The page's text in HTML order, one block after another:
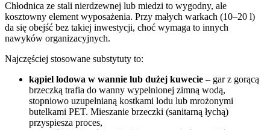
Chłodnica ze stali nierdzewnej lub miedzi to wygodny, ale
kosztowny element wyposażenia. Przy małych warkach (10–20 l)
da się obejść bez takiej inwestycji, choć wymaga to innych
nawyków organizacyjnych.
Najczęściej stosowane substytuty to:
kąpiel lodowa w wannie lub dużej kuwecie – gar z gorącą
brzeczką trafia do wanny wypełnionej zimną wodą,
stopniowo uzupełnianą kostkami lodu lub mrożonymi
butelkami PET. Mieszanie brzeczki (sanitarną łychą)
przyspiesza proces,